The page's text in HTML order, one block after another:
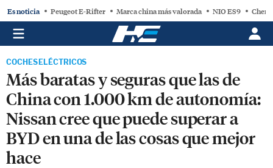
Es noticia Peugeot E-Rifter Marca china más valorada NIO ES9 Chery
COCHES ELÉCTRICOS
Más baratas y seguras que las de
China con 1.000 km de autonomía:
Nissan cree que puede superar a
BYD en una de las cosas que mejor
hace